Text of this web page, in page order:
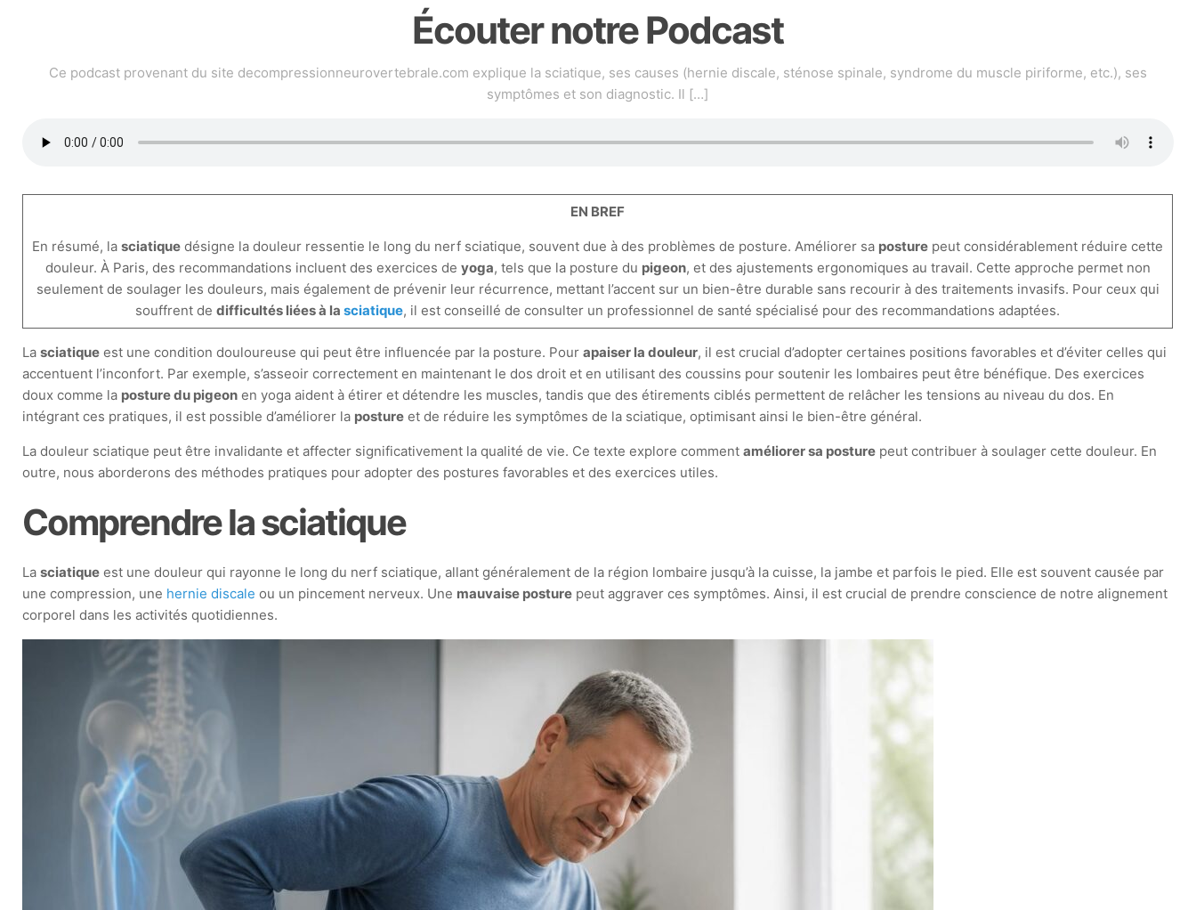
Écouter notre Podcast
Ce podcast provenant du site decompressionneurovertebrale.com explique la sciatique, ses causes (hernie discale, sténose spinale, syndrome du muscle piriforme, etc.), ses
symptômes et son diagnostic. Il […]
EN BREF
En résumé, lasciatique désigne la douleur ressentie le long du nerf sciatique, souvent due à des problèmes de posture. Améliorer sa posture peut considérablement réduire cette
douleur. À Paris, des recommandations incluent des exercices de yoga, tels que la posture du pigeon, et des ajustements ergonomiques au travail. Cette approche permet non
seulement de soulager les douleurs, mais également de prévenir leur récurrence, mettant l’accent sur un bien-être durable sans recourir à des traitements invasifs. Pour ceux qui
souffrent dedifficultés liées à lasciatique, il est conseillé de consulter un professionnel de santé spécialisé pour des recommandations adaptées.
Lasciatique est une condition douloureuse qui peut être influencée par la posture. Pourapaiser la douleur, il est crucial d’adopter certaines positions favorables et d’éviter celles qui
accentuent l’inconfort. Par exemple, s’asseoir correctement en maintenant le dos droit et en utilisant des coussins pour soutenir les lombaires peut être bénéfique. Des exercices
doux comme la posture du pigeon en yoga aident à étirer et détendre les muscles, tandis que des étirements ciblés permettent de relâcher les tensions au niveau du dos. En
intégrant ces pratiques, il est possible d’améliorer la posture et de réduire les symptômes de la sciatique, optimisant ainsi le bien-être général.
La douleur sciatique peut être invalidante et affecter significativement la qualité de vie. Ce texte explore commentaméliorer sa posture peut contribuer à soulager cette douleur. En
outre, nous aborderons des méthodes pratiques pour adopter des postures favorables et des exercices utiles.
Comprendre la sciatique
Lasciatique est une douleur qui rayonne le long du nerf sciatique, allant généralement de la région lombaire jusqu’à la cuisse, la jambe et parfois le pied. Elle est souvent causée par
une compression, une hernie discale ou un pincement nerveux. Une mauvaise posture peut aggraver ces symptômes. Ainsi, il est crucial de prendre conscience de notre alignement
corporel dans les activités quotidiennes.